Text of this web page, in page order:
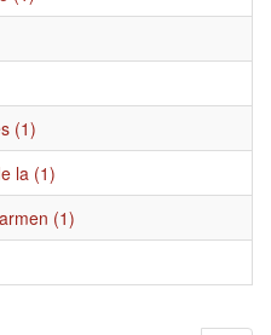
(1)
la (1)
(1)